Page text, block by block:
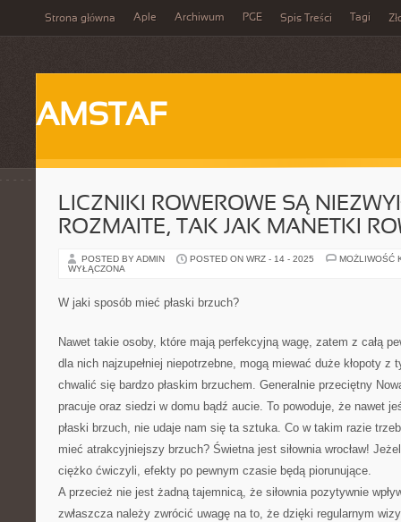
Strona główna Aple Archiwum PGE Spis Treści Tagi
AMSTAF
LICZNIKI ROWEROWE SĄ
ROZMAITE, TAK JAK MANETKI
POSTED BY ADMIN POSTED ON WRZ - 14 - 2025
MOŻLIWOŚĆ
WYŁĄCZONA
W jaki sposób mieć płaski brzuch?
Nawet takie osoby, które mają perfekcyjną wagę, zatem z całą
dla nich najzupełniej niepotrzebne, mogą miewać duże kłopoty
chwalić się bardzo płaskim brzuchem. Generalnie przeciętny
pracuje oraz siedzi w domu bądź aucie. To powoduje, że nawet
płaski brzuch, nie udaje nam się ta sztuka. Co w takim razie
mieć atrakcyjniejszy brzuch? Świetna jest siłownia wrocław!
ciężko ćwiczyli, efekty po pewnym czasie będą piorunujące.
A przecież nie jest żadną tajemnicą, że siłownia pozytywnie
zwłaszcza należy zwrócić uwagę na to, że dzięki regularnym